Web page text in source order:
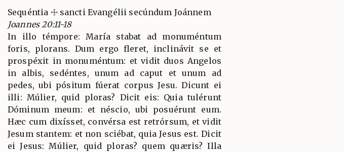
Sequéntia ☩ sancti Evangélii secúndum Joánnem
Joannes 20:11-18
In illo témpore: María stabat ad monuméntum
foris, plorans. Dum ergo fleret, inclinávit se et
prospéxit in monuméntum: et vidit duos Angelos
in albis, sedéntes, unum ad caput et unum ad
pedes, ubi pósitum fúerat corpus Jesu. Dicunt ei
illi: Múlier, quid ploras? Dicit eis: Quia tulérunt
Dóminum meum: et néscio, ubi posuérunt eum.
Hæc cum dixísset, convérsa est retrórsum, et vidit
Jesum stantem: et non sciébat, quia Jesus est. Dicit
ei Jesus: Múlier, quid ploras? quem quæris? Illa